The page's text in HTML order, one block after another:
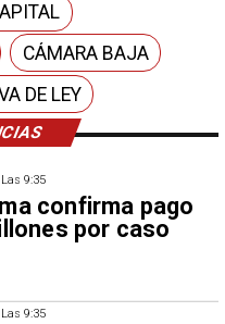
9:35
confirma pago
por caso
9:35
CÁMARA BAJA
DE LEY